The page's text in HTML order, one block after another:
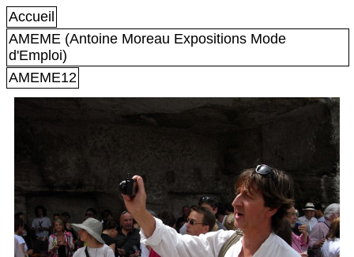
Accueil
AMEME (Antoine Moreau Expositions Mode
d'Emploi)
AMEME12